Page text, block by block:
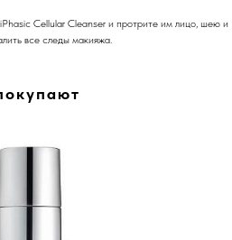
Cellular Cleanser и протрите им лицо, шею и
все следы макияжа.